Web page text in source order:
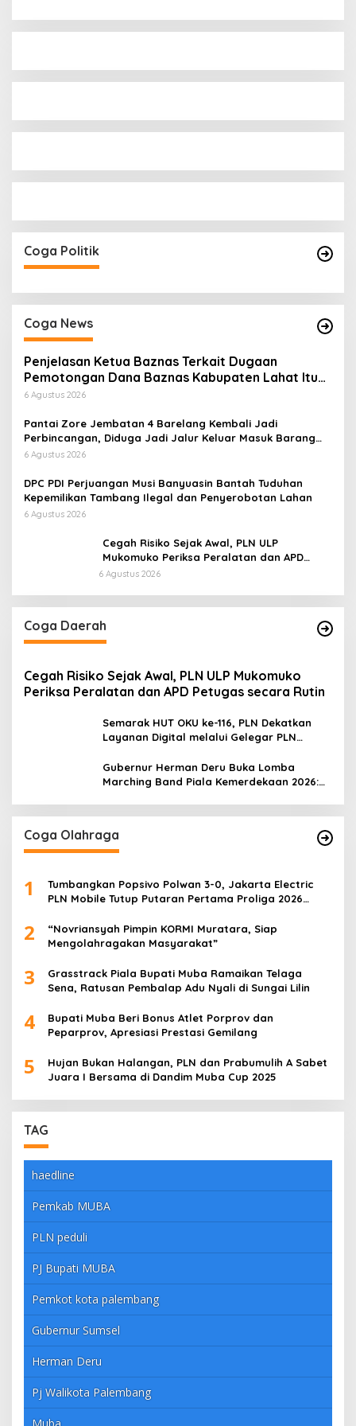
Coga Politik
Coga News
Penjelasan Ketua Baznas Terkait Dugaan
Pemotongan Dana Baznas Kabupaten Lahat Itu
Tidak Benar
6 Agustus 2026
Pantai Zore Jembatan 4 Barelang Kembali Jadi
Perbincangan, Diduga Jadi Jalur Keluar Masuk Barang
Tanpa Dokumen Kepabeanan, Nama Berinisial WL
di Kawasan Pesisir
6 Agustus 2026
DPC PDI Perjuangan Musi Banyuasin Bantah Tuduhan
Kepemilikan Tambang Ilegal dan Penyerobotan Lahan
6 Agustus 2026
Cegah Risiko Sejak Awal, PLN ULP
Mukomuko Periksa Peralatan dan APD
Petugas secara Rutin
6 Agustus 2026
Coga Daerah
Cegah Risiko Sejak Awal, PLN ULP Mukomuko
Periksa Peralatan dan APD Petugas secara Rutin
Semarak HUT OKU ke-116, PLN Dekatkan
Layanan Digital melalui Gelegar PLN
Gubernur Herman Deru Buka Lomba
Marching Band Piala Kemerdekaan 2026:
Coga Olahraga
1
Tumbangkan Popsivo Polwan 3-0, Jakarta Electric
PLN Mobile Tutup Putaran Pertama Proliga 2026
2
“Novriansyah Pimpin KORMI Muratara, Siap
Mengolahragakan Masyarakat”
3
Grasstrack Piala Bupati Muba Ramaikan Telaga
Sena, Ratusan Pembalap Adu Nyali di Sungai Lilin
4
Bupati Muba Beri Bonus Atlet Porprov dan
Peparprov, Apresiasi Prestasi Gemilang
5
Hujan Bukan Halangan, PLN dan Prabumulih A Sabet
Juara I Bersama di Dandim Muba Cup 2025
TAG
haedline
Pemkab MUBA
PLN peduli
PJ Bupati MUBA
Pemkot kota palembang
Gubernur Sumsel
Herman Deru
Pj Walikota Palembang
Muba